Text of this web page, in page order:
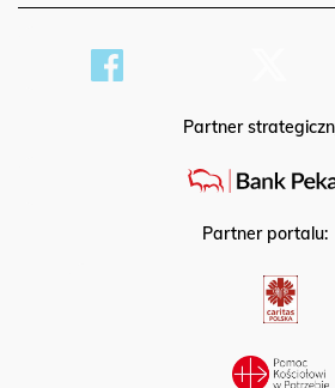
Partner
Partner portalu: